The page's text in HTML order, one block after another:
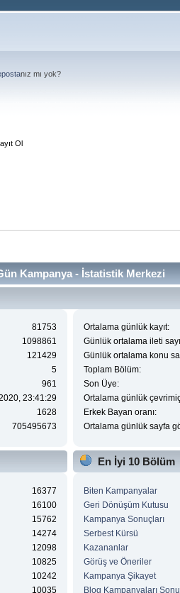
nız mı yok?
Ol
Kampanya - İstatistik Merkezi
81753
1098861
121429
5
961
23:41:29
1628
705495673
Ortalama günlük kayıt:
Günlük ortalama ileti
Günlük ortalama konu
Toplam Bölüm:
Son Üye:
Ortalama günlük
Erkek Bayan oranı:
Ortalama günlük sayfa
16377
16100
15762
14274
12098
10825
10242
10035
En İyi 10 Bölüm
Biten Kampanyalar
Geri Dönüşüm Kutusu
Kampanya Sonuçları
Serbest Kürsü
Kazananlar
Görüş ve Öneriler
Kampanya Şikayet
Blog Kampanyaları